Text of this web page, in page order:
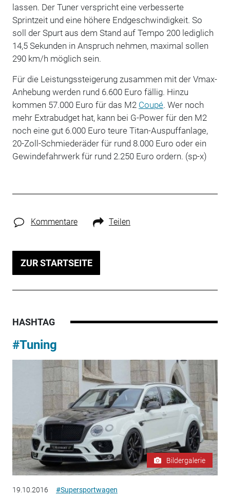
lassen. Der Tuner verspricht eine verbesserte
Sprintzeit und eine höhere Endgeschwindigkeit. So
soll der Spurt aus dem Stand auf Tempo 200 lediglich
14,5 Sekunden in Anspruch nehmen, maximal sollen
290 km/h möglich sein.
Für die Leistungssteigerung zusammen mit der Vmax-
Anhebung werden rund 6.600 Euro fällig. Hinzu
kommen 57.000 Euro für das M2 Coupé. Wer noch
mehr Extrabudget hat, kann bei G-Power für den M2
noch eine gut 6.000 Euro teure Titan-Auspuffanlage,
20-Zoll-Schmiederäder für rund 8.000 Euro oder ein
Gewindefahrwerk für rund 2.250 Euro ordern. (sp-x)
Kommentare Teilen
ZUR STARTSEITE
HASHTAG
#Tuning
Bildergalerie
19.10.2016 #Supersportwagen